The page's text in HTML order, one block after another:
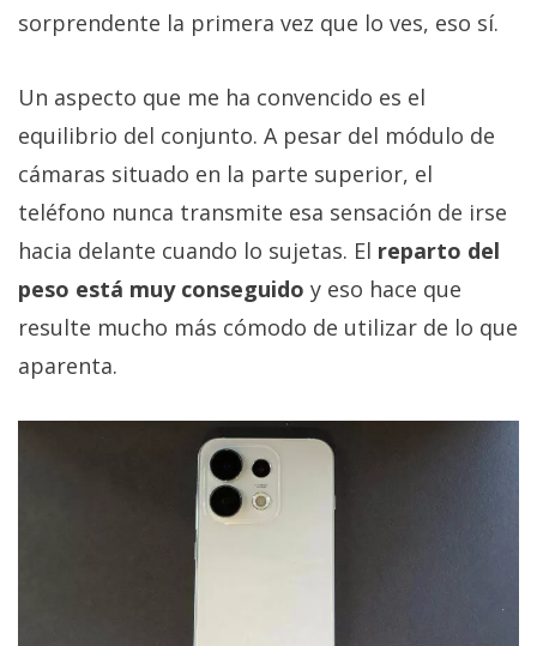
sorprendente la primera vez que lo ves, eso sí.
Un aspecto que me ha convencido es el
equilibrio del conjunto. A pesar del módulo de
cámaras situado en la parte superior, el
teléfono nunca transmite esa sensación de irse
hacia delante cuando lo sujetas. El reparto del
peso está muy conseguido y eso hace que
resulte mucho más cómodo de utilizar de lo que
aparenta.